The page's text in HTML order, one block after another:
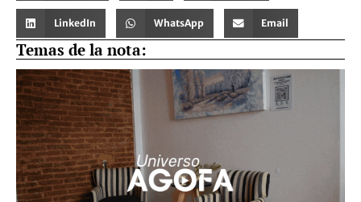
LinkedIn WhatsApp Email
Temas de la nota: